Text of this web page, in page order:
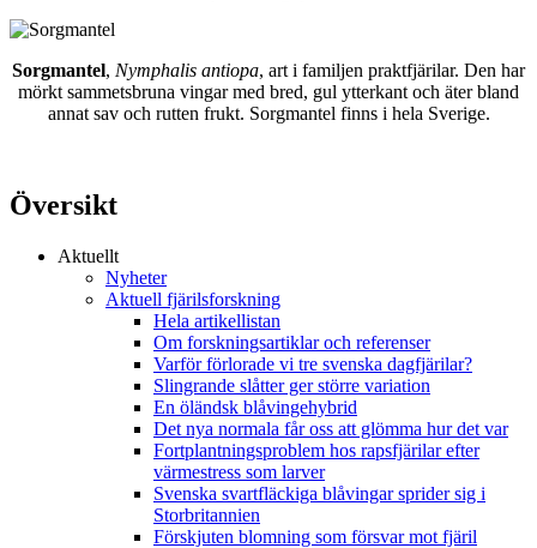
Sorgmantel, Nymphalis antiopa, art i familjen praktfjärilar. Den har
mörkt sammetsbruna vingar med bred, gul ytterkant och äter bland
annat sav och rutten frukt. Sorgmantel finns i hela Sverige.
Översikt
Aktuellt
Nyheter
Aktuell fjärilsforskning
Hela artikellistan
Om forskningsartiklar och referenser
Varför förlorade vi tre svenska dagfjärilar?
Slingrande slåtter ger större variation
En öländsk blåvingehybrid
Det nya normala får oss att glömma hur det var
Fortplantningsproblem hos rapsfjärilar efter
värmestress som larver
Svenska svartfläckiga blåvingar sprider sig i
Storbritannien
Förskjuten blomning som försvar mot fjäril